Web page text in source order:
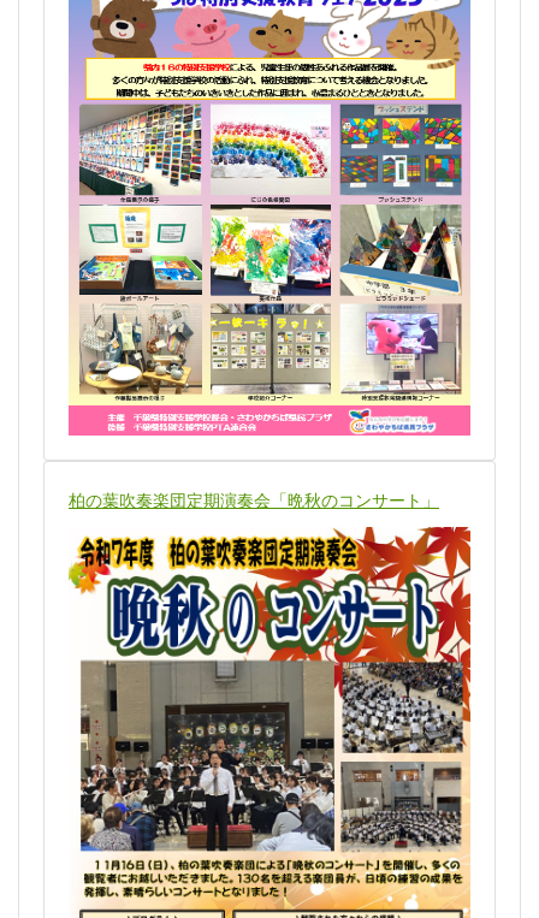
柏の葉吹奏楽団定期演奏会「晩秋のコンサート」